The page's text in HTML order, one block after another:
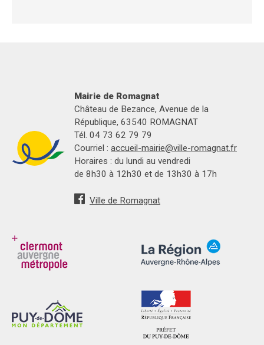
Mairie de Romagnat
Château de Bezance, Avenue de la
République, 63540 ROMAGNAT
Tél. 04 73 62 79 79
Courriel : accueil-mairie@ville-romagnat.fr
Horaires : du lundi au vendredi
de 8h30 à 12h30 et de 13h30 à 17h
Ville de Romagnat